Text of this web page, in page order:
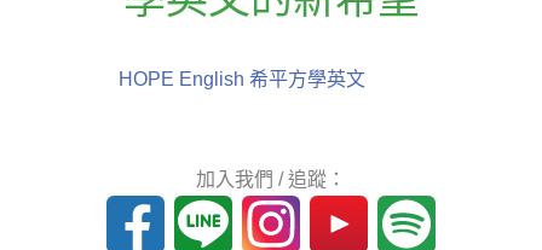
HOPE English 希平方學英文
加入我們 / 追蹤：